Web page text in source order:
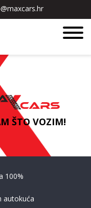
ŠTO VOZIM!
100%
autokuća